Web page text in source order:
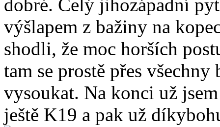
dobré. Celý jihozápadní
výšlapem z bažiny na
shodli, že moc horších
tam se prostě přes
vysoukat. Na konci už
ještě K19 a pak už